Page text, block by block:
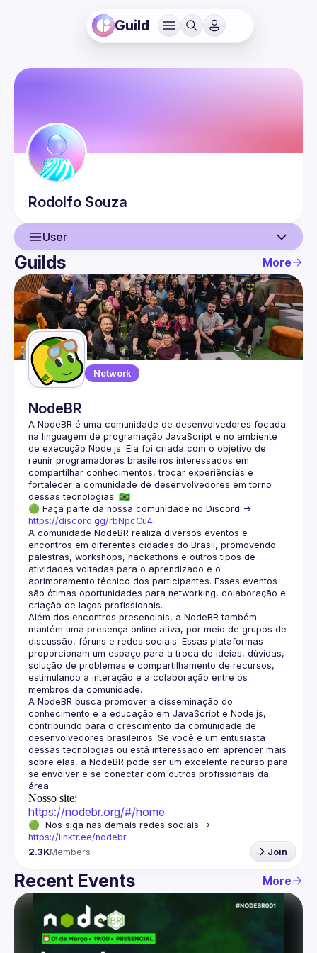
Guild
Rodolfo Souza
User
User
Events
Guilds
Guilds More
Network
NodeBR
A NodeBR é uma comunidade de desenvolvedores focada
na linguagem de programação JavaScript e no ambiente
de execução Node.js. Ela foi criada com o objetivo de
reunir programadores brasileiros interessados em
compartilhar conhecimentos, trocar experiências e
fortalecer a comunidade de desenvolvedores em torno
🟢 Faça parte da nossa comunidade no Discord ->
https://discord.gg/rbNpcCu4
A comunidade NodeBR realiza diversos eventos e
encontros em diferentes cidades do Brasil, promovendo
palestras, workshops, hackathons e outros tipos de
atividades voltadas para o aprendizado e o
aprimoramento técnico dos participantes. Esses eventos
são ótimas oportunidades para networking, colaboração e
Além dos encontros presenciais, a NodeBR também
mantém uma presença online ativa, por meio de grupos de
discussão, fóruns e redes sociais. Essas plataformas
proporcionam um espaço para a troca de ideias, dúvidas,
solução de problemas e compartilhamento de recursos,
estimulando a interação e a colaboração entre os
A NodeBR busca promover a disseminação do
conhecimento e a educação em JavaScript e Node.js,
contribuindo para o crescimento da comunidade de
desenvolvedores brasileiros. Se você é um entusiasta
dessas tecnologias ou está interessado em aprender mais
sobre elas, a NodeBR pode ser um excelente recurso para
se envolver e se conectar com outros profissionais da
Nosso site:
https://nodebr.org/#/home
https://linktr.ee/nodebr
2.3KMembers Join
Recent Events More